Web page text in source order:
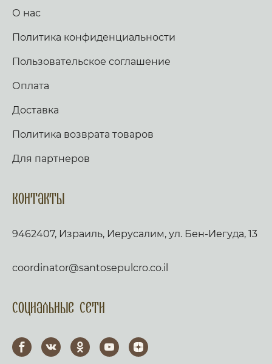
О нас
Политика конфиденциальности
Пользовательское соглашение
Оплата
Доставка
Политика возврата товаров
Для партнеров
Контакты
9462407, Израиль, Иерусалим, ул. Бен-Иегуда, 13
coordinator@santosepulcro.co.il
Социальные сети